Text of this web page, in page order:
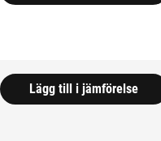
Lägg till i jämförelse